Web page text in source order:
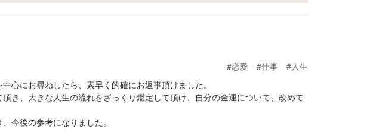
#恋愛
#仕事
#人生
心にお尋ねしたら、素早く的確にお返事頂けました。
き、大きな人生の流れをざっくり鑑定して頂け、自分の金運について、改めて
今後の参考になりました。